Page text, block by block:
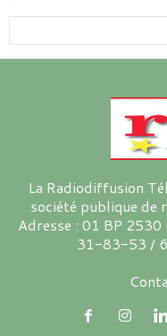
La Radiodiffusion
société publique de
Adresse : 01 BP
31-83-53 /